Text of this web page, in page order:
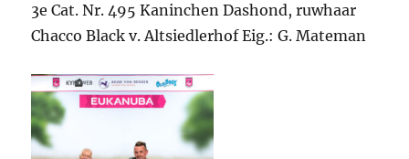
3e Cat. Nr. 495 Kaninchen Dashond, ruwhaar
Chacco Black v. Altsiedlerhof Eig.: G. Mateman